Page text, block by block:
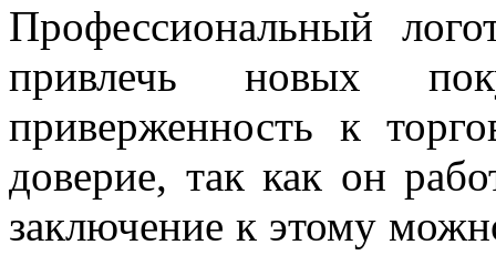
Профессиональный
привлечь новых
приверженность к
доверие, так как он
заключение к этому